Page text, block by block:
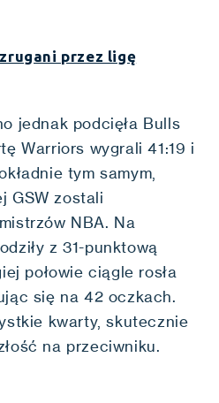
przez ligę
jednak podcięła Bulls
Warriors wygrali 41:19 i
tym samym,
GSW zostali
NBA. Na
z 31-punktową
połowie ciągle rosła
się na 42 oczkach.
kwarty, skutecznie
na przeciwniku.